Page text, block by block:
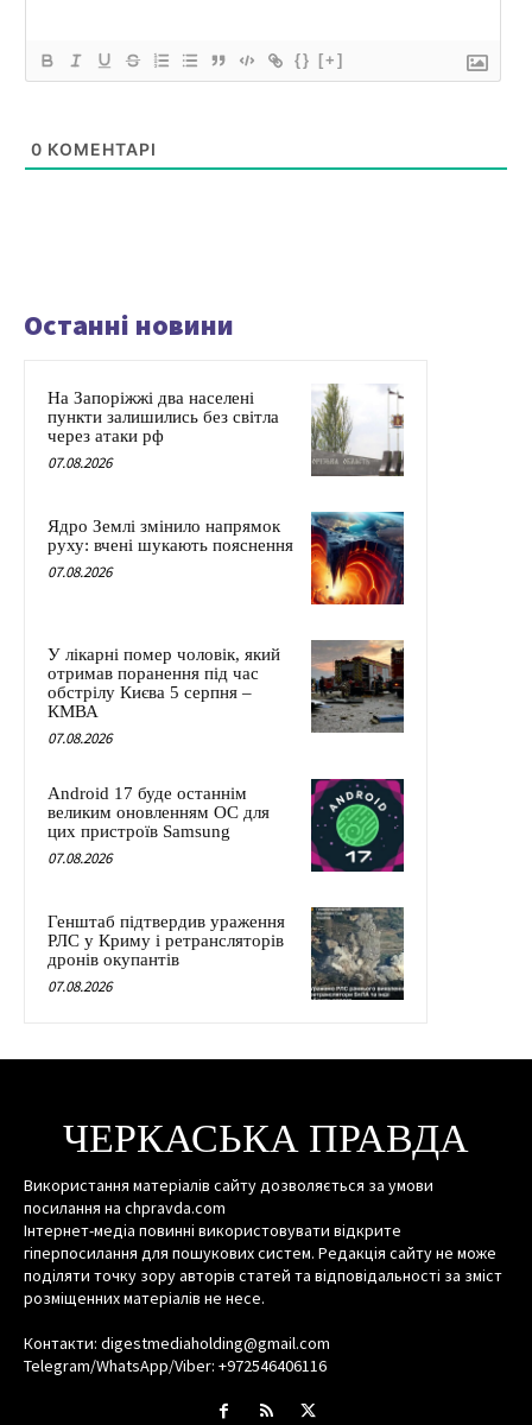
{} [+]
0 КОМЕНТАРІ
Останні новини
На Запоріжжі два населені
пункти залишились без світла
через атаки рф
07.08.2026
Ядро Землі змінило напрямок
руху: вчені шукають пояснення
07.08.2026
У лікарні помер чоловік, який
отримав поранення під час
обстрілу Києва 5 серпня –
КМВА
07.08.2026
Android 17 буде останнім
великим оновленням ОС для
цих пристроїв Samsung
07.08.2026
Генштаб підтвердив ураження
РЛС у Криму і ретрансляторів
дронів окупантів
07.08.2026
ЧЕРКАСЬКА ПРАВДА
Використання матеріалів сайту дозволяється за умови
посилання на chpravda.com
Інтернет-медіа повинні використовувати відкрите
гіперпосилання для пошукових систем. Редакція сайту не може
поділяти точку зору авторів статей та відповідальності за зміст
розміщенних матеріалів не несе.
Контакти: digestmediaholding@gmail.com
Telegram/WhatsApp/Viber: +972546406116